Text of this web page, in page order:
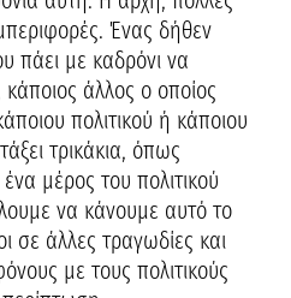
Ένας δήθεν
πάει με καδρόνι να
άλλος ο οποίος
πολιτικού ή κάποιου
τρικάκια, όπως
μέρος του πολιτικού
να κάνουμε αυτό το
σε άλλες τραγωδίες και
με τους πολιτικούς